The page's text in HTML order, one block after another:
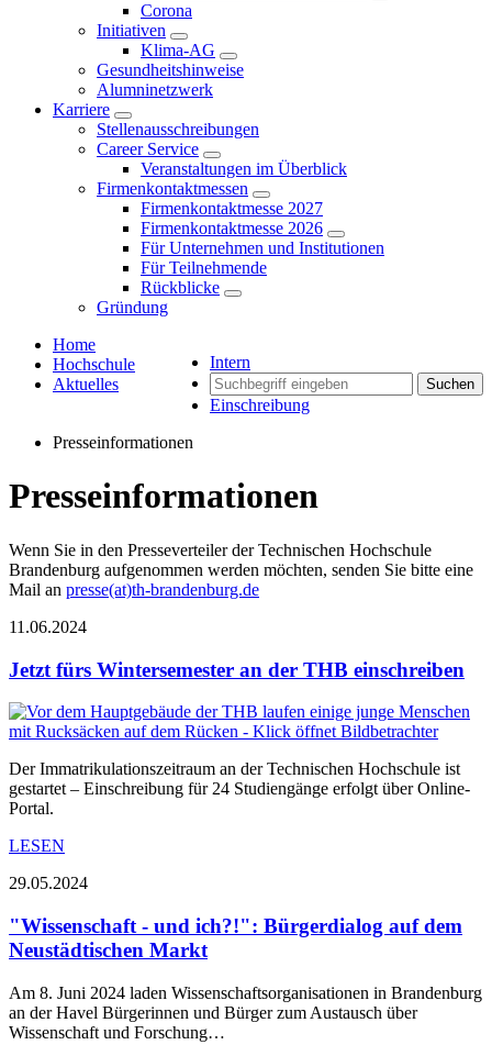
Corona
Initiativen
Klima-AG
Gesundheitshinweise
Alumninetzwerk
Karriere
Stellenausschreibungen
Career Service
Veranstaltungen im Überblick
Firmenkontaktmessen
Firmenkontaktmesse 2027
Firmenkontaktmesse 2026
Für Unternehmen und Institutionen
Für Teilnehmende
Rückblicke
Gründung
Intern
Suchen
Einschreibung
Home
Hochschule
Aktuelles
Presseinformationen
Presseinformationen
Wenn Sie in den Presseverteiler der Technischen Hochschule
Brandenburg aufgenommen werden möchten, senden Sie bitte eine
Mail an presse(at)th-brandenburg.de
11.06.2024
Jetzt fürs Wintersemester an der THB einschreiben
Der Immatrikulationszeitraum an der Technischen Hochschule ist
gestartet – Einschreibung für 24 Studiengänge erfolgt über Online-
Portal.
LESEN
29.05.2024
"Wissenschaft - und ich?!": Bürgerdialog auf dem
Neustädtischen Markt
Am 8. Juni 2024 laden Wissenschaftsorganisationen in Brandenburg
an der Havel Bürgerinnen und Bürger zum Austausch über
Wissenschaft und Forschung…